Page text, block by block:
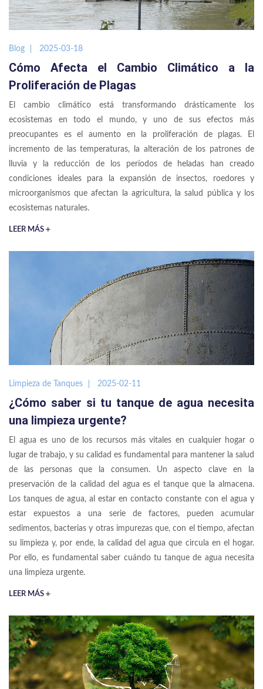
Blog 2025-03-18
Cómo Afecta el Cambio Climático a la
Proliferación de Plagas
El cambio climático está transformando drásticamente los
ecosistemas en todo el mundo, y uno de sus efectos más
preocupantes es el aumento en la proliferación de plagas. El
incremento de las temperaturas, la alteración de los patrones de
lluvia y la reducción de los períodos de heladas han creado
condiciones ideales para la expansión de insectos, roedores y
microorganismos que afectan la agricultura, la salud pública y los
ecosistemas naturales.
LEER MÁS
Limpieza de Tanques 2025-02-11
¿Cómo saber si tu tanque de agua necesita
una limpieza urgente?
El agua es uno de los recursos más vitales en cualquier hogar o
lugar de trabajo, y su calidad es fundamental para mantener la salud
de las personas que la consumen. Un aspecto clave en la
preservación de la calidad del agua es el tanque que la almacena.
Los tanques de agua, al estar en contacto constante con el agua y
estar expuestos a una serie de factores, pueden acumular
sedimentos, bacterias y otras impurezas que, con el tiempo, afectan
su limpieza y, por ende, la calidad del agua que circula en el hogar.
Por ello, es fundamental saber cuándo tu tanque de agua necesita
una limpieza urgente.
LEER MÁS